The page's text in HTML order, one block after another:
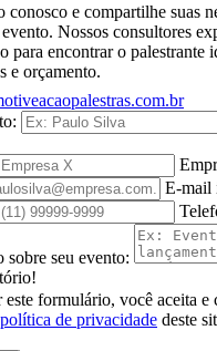
conosco e compartilhe suas
Nossos consultores
para encontrar o palestrante
e orçamento.
E-mail
seu evento:
este formulário, você aceita e
de privacidade deste